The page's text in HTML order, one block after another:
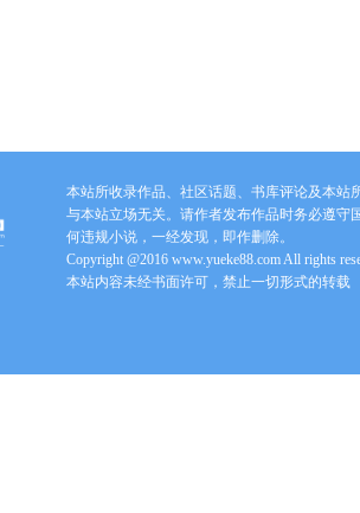
本站所收录作品、社区话题、书库评论及本站
与本站立场无关。请作者发布作品时务必遵守
何违规小说，一经发现，即作删除。
Copyright @2016 www.yueke88.com All rights
本站内容未经书面许可，禁止一切形式的转载